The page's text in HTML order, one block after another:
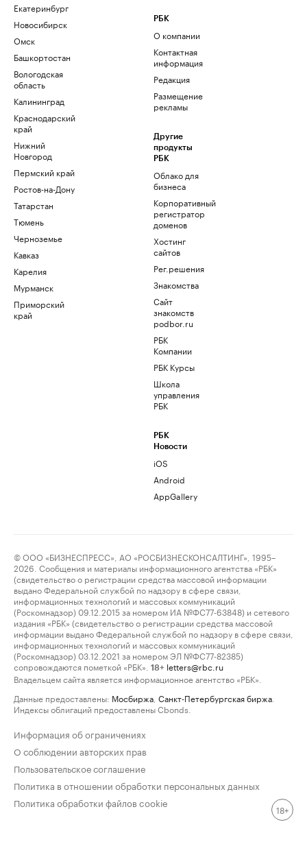
Екатеринбург
Новосибирск
Омск
Башкортостан
Вологодская
область
Калининград
Краснодарский
край
Нижний
Новгород
Пермский край
Ростов-на-Дону
Татарстан
Тюмень
Черноземье
Кавказ
Карелия
Мурманск
Приморский
край
РБК
О компании
Контактная
информация
Редакция
Размещение
рекламы
Другие
продукты
РБК
Облако для
бизнеса
Корпоративный
регистратор
доменов
Хостинг
сайтов
Рег.решения
Знакомства
Сайт
знакомств
podbor.ru
РБК
Компании
РБК Курсы
Школа
управления
РБК
РБК
Новости
iOS
Android
AppGallery
© ООО «БИЗНЕСПРЕСС», АО «РОСБИЗНЕСКОНСАЛТИНГ», 1995–
2026. Сообщения и материалы информационного агентства «РБК»
(свидетельство о регистрации средства массовой информации
выдано Федеральной службой по надзору в сфере связи,
информационных технологий и массовых коммуникаций
(Роскомнадзор) 09.12.2015 за номером ИА №ФС77-63848) и сетевого
издания «РБК» (свидетельство о регистрации средства массовой
информации выдано Федеральной службой по надзору в сфере связи,
информационных технологий и массовых коммуникаций
(Роскомнадзор) 03.12.2021 за номером ЭЛ №ФС77-82385)
сопровождаются пометкой «РБК».
18+ letters@rbc.ru
Владельцем сайта является информационное агентство «РБК».
Данные предоставлены: Мосбиржа Санкт-Петербургская биржа
Индексы облигаций предоставлены Cbonds.
Информация об ограничениях
О соблюдении авторских прав
Пользовательское соглашение
Политика в отношении обработки персональных данных
Политика обработки файлов cookie
18+